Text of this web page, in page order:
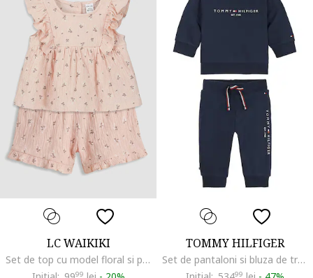
LC WAIKIKI
Set de top cu model floral si pantaloni scurti cu volane, Nude rose
99
TOMMY HILFIGER
Set de pantaloni si bluza de trening din bumbac organic cu imprimeu logo - 2 piese, Bleumarin
99